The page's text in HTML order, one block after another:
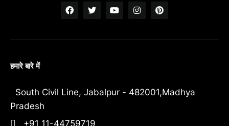
हमारे बारे में
South Civil Line, Jabalpur - 482001,Madhya
Pradesh
+91 11-44759719